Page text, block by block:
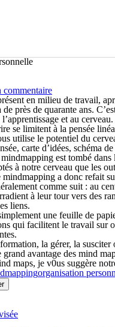
commentaire
en milieu de travail,
près de quarante ans.
et au cerveau.
se limitent à la pensée
utilise le potentiel du
carte d’idées, schéma
mindmapping est tombé
à notre cerveau que les
mindmapping a donc refait
comme suit : au
à leur tour vers des
liens.
une feuille de
qui facilitent le travail sur
la gérer, la
avantage des mind
maps, je v0us suggère
organisation